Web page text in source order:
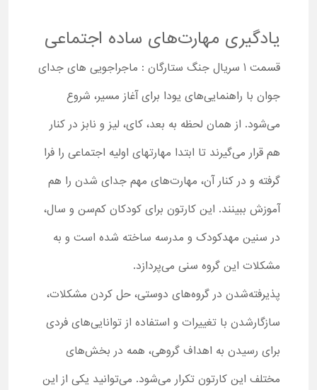
یادگیری مهارت‌های ساده اجتماعی
قسمت 1 سریال جنگ ستارگان : ماجراجویی های جدای
جوان با راهنمایی‌های یودا برای آغاز مسیر، شروع
می‌شود. از همان لحظه به بعد، کای، لیز و نابز در کنار
هم قرار می‌گیرند تا ابتدا مهارت‎های اولیه اجتماعی را فرا
گرفته و در کنار آن، مهارت‌های مهم جدای شدن را هم
آموزش ببینند. این کارتون برای کودکان کم‌سن و سال،
در سنین مهدکودک و مدرسه ساخته شده است و به
مشکلات این گروه سنی می‌پردازد.
پذیرفته‌شدن در گروه‌های دوستی، حل کردن مشکلات،
سازگارشدن با تغییرات و استفاده از توانایی‌های فردی
برای رسیدن به اهداف گروهی، همه در بخش‌های
مختلف این کارتون تکرار می‌شود. می‌توانید یکی از این